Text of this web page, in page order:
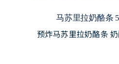
马苏里拉奶酪条
预炸马苏里拉奶酪条